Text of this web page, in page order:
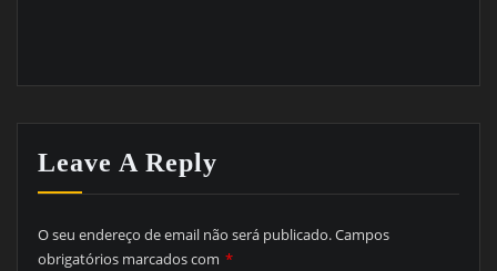
Leave A Reply
O seu endereço de email não será publicado.Campos
obrigatórios marcados com *